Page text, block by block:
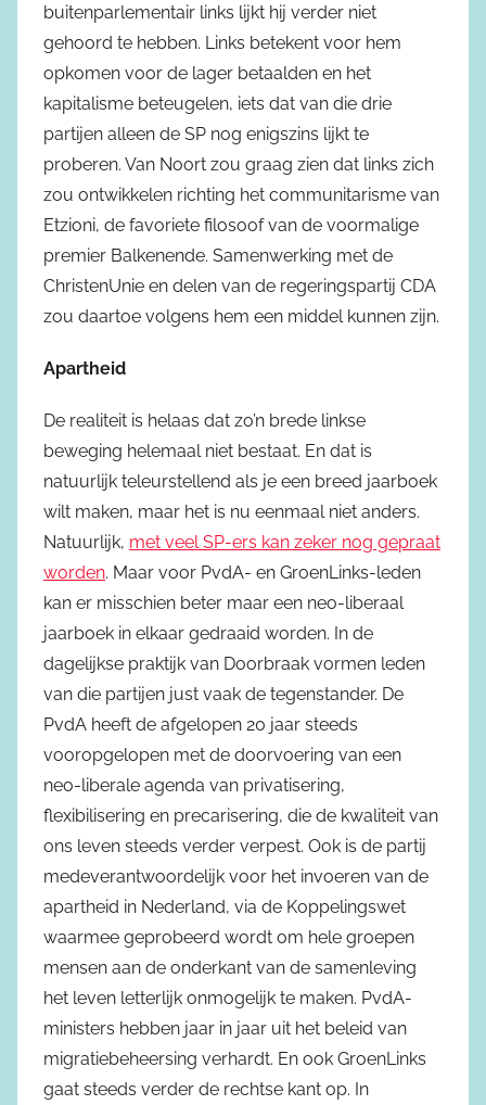
buitenparlementair links lijkt hij verder niet
gehoord te hebben. Links betekent voor hem
opkomen voor de lager betaalden en het
kapitalisme beteugelen, iets dat van die drie
partijen alleen de SP nog enigszins lijkt te
proberen. Van Noort zou graag zien dat links zich
zou ontwikkelen richting het communitarisme van
Etzioni, de favoriete filosoof van de voormalige
premier Balkenende. Samenwerking met de
ChristenUnie en delen van de regeringspartij CDA
zou daartoe volgens hem een middel kunnen zijn.
Apartheid
De realiteit is helaas dat zo’n brede linkse
beweging helemaal niet bestaat. En dat is
natuurlijk teleurstellend als je een breed jaarboek
wilt maken, maar het is nu eenmaal niet anders.
Natuurlijk, met veel SP-ers kan zeker nog gepraat
worden. Maar voor PvdA- en GroenLinks-leden
kan er misschien beter maar een neo-liberaal
jaarboek in elkaar gedraaid worden. In de
dagelijkse praktijk van Doorbraak vormen leden
van die partijen just vaak de tegenstander. De
PvdA heeft de afgelopen 20 jaar steeds
vooropgelopen met de doorvoering van een
neo-liberale agenda van privatisering,
flexibilisering en precarisering, die de kwaliteit van
ons leven steeds verder verpest. Ook is de partij
medeverantwoordelijk voor het invoeren van de
apartheid in Nederland, via de Koppelingswet
waarmee geprobeerd wordt om hele groepen
mensen aan de onderkant van de samenleving
het leven letterlijk onmogelijk te maken. PvdA-
ministers hebben jaar in jaar uit het beleid van
migratiebeheersing verhardt. En ook GroenLinks
gaat steeds verder de rechtse kant op. In